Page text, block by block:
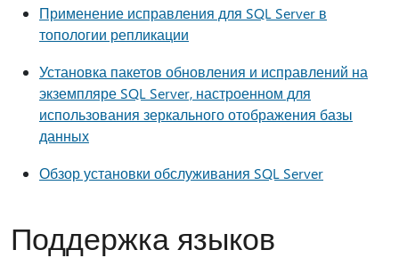
Применение исправления для SQL Server в
топологии репликации
Установка пакетов обновления и исправлений на
экземпляре SQL Server, настроенном для
использования зеркального отображения базы
данных
Обзор установки обслуживания SQL Server
Поддержка языков